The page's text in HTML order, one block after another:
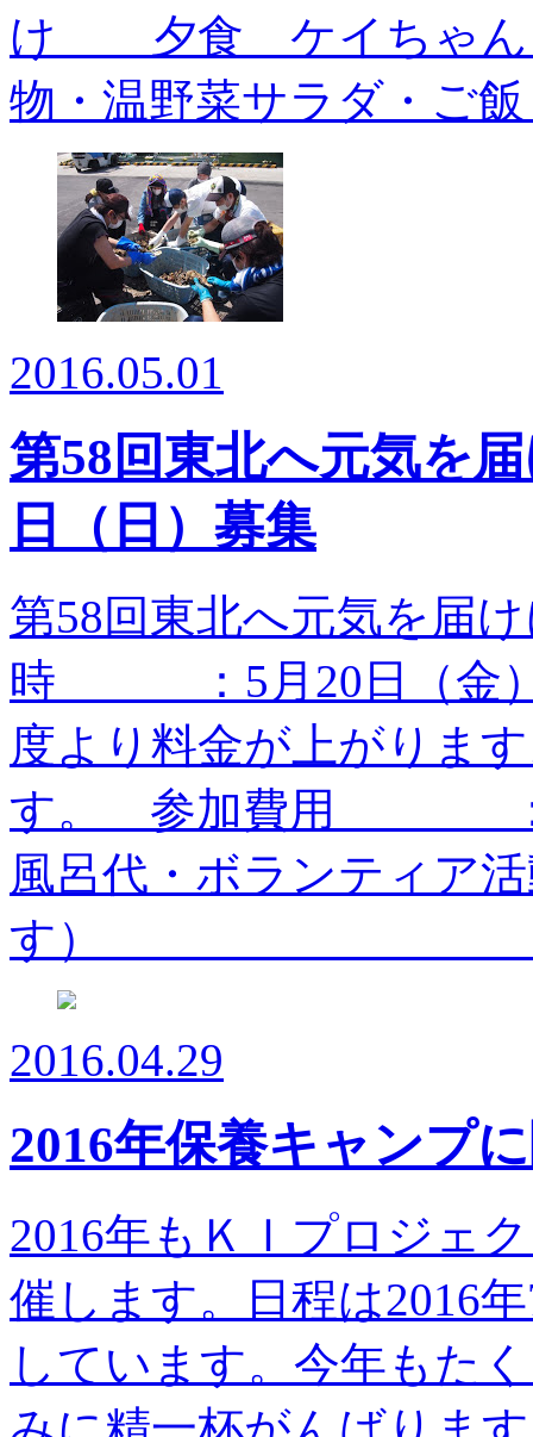
け 夕食 ケイちゃん
物・温野菜サラダ・
2016.05.01
第58回東北へ元気を
日（日）募集
第58回東北へ元気を届
時 ：5月20日（金
度より料金が上がりま
す。 参加費用 ：
風呂代・ボランティア
す） :高校
2016.04.29
2016年保養キャンプ
2016年もＫＩプロジェ
催します。日程は2016
しています。今年もた